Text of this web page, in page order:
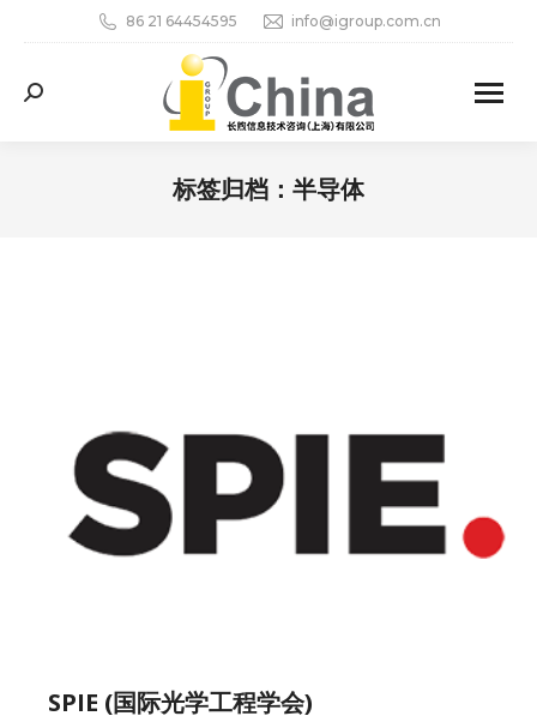
86 21 64454595 info@igroup.com.cn
Search:
标签归档： 半导体
SPIE (国际光学工程学会)